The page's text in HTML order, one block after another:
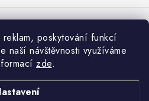
poskytování funkcí
naší návštěvnosti využíváme
zde.
zdravé zažívání
a zdravému životnímu stylu nový
/0 KČ